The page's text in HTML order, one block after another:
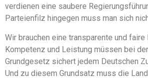
verdienen eine saubere
Parteienfilz hingegen muss man sich
Wir brauchen eine transparente und
Kompetenz und Leistung müssen bei
Grundgesetz sichert jedem Deutschen
Und zu diesem Grundsatz muss die